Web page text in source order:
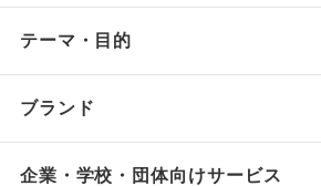
テーマ・目的
ブランド
企業・学校・団体向けサービス